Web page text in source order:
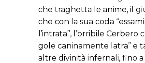
che traghetta le anime, il
che con la sua coda
l’intrata”, l’orribile Cerbero
gole caninamente latra” e
altre divinità infernali, fino a